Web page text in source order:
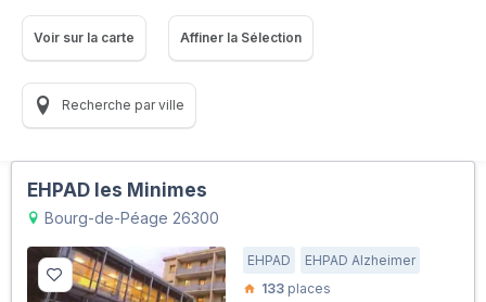
Voir sur la carte Affiner la Sélection
Recherche par ville
EHPAD les Minimes
Bourg-de-Péage 26300
EHPAD
EHPAD Alzheimer
133 places